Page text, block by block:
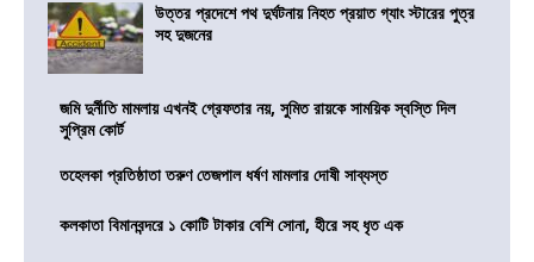
উত্তর প্রদেশে পথ দুর্ঘটনায় নিহত প্রয়াত গ্যাং স্টারের পুত্র
সহ দুজনের
জমি দুর্নীতি মামলায় এখনই গ্রেফতার নয়, সুমিত রায়কে সাময়িক স্বস্তি দিল
সুপ্রিম কোর্ট
তহেলকা প্রতিষ্ঠাতা তরুণ তেজপাল ধর্ষণ মামলার দোষী সাব্যস্ত
কলকাতা বিমানবন্দরে ১ কোটি টাকার বেশি সোনা, হীরে সহ ধৃত এক